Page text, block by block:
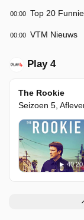
00:00 Top 20
00:00 VTM Nieuws
Play 4
The Rookie
Seizoen 5,
40:20